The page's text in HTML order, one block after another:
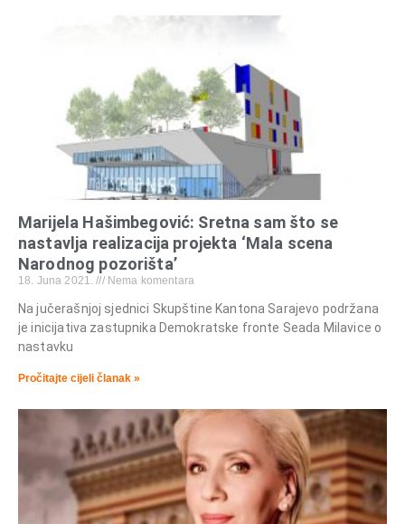
Marijela Hašimbegović: Sretna sam što se
nastavlja realizacija projekta ‘Mala scena
Narodnog pozorišta’
18. Juna 2021. Nema komentara
Na jučerašnjoj sjednici Skupštine Kantona Sarajevo podržana
je inicijativa zastupnika Demokratske fronte Seada Milavice o
nastavku
Pročitajte cijeli članak »